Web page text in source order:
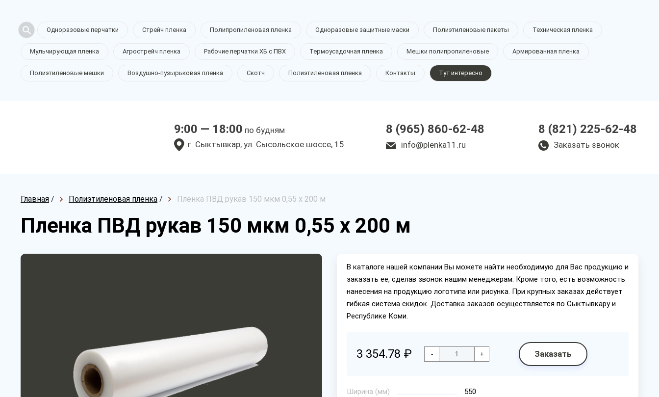
Одноразовые перчатки Стрейч пленка Полипропиленовая пленка Одноразовые защитные маски Полиэтиленовые пакеты Техническая пленка
Мульчирующая пленка Агрострейч пленка Рабочие перчатки ХБ с ПВХ Термоусадочная пленка Мешки полипропиленовые Армированная пленка
Полиэтиленовые мешки Воздушно-пузырьковая пленка Скотч Полиэтиленовая пленка Контакты Тут интересно
9:00 — 18:00 по будням
г. Сыктывкар, ул. Сысольское шоссе, 15
8 (965) 860-62-48
info@plenka11.ru
8 (821) 225-62-48
Заказать звонок
Главная / Полиэтиленовая пленка / Пленка ПВД рукав 150 мкм 0,55 х 200 м
Пленка ПВД рукав 150 мкм 0,55 х 200 м
В каталоге нашей компании Вы можете найти необходимую для Вас продукцию и
заказать ее, сделав звонок нашим менеджерам. Кроме того, есть возможность
нанесения на продукцию логотипа или рисунка. При крупных заказах действует
гибкая система скидок. Доставка заказов осуществляется по Сыктывкару и
Республике Коми.
3 354.78 ₽ - + Заказать
Ширина (мм)
550